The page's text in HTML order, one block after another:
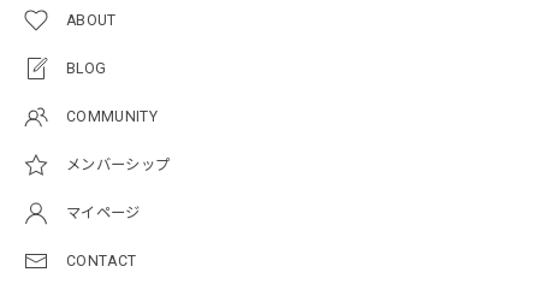
ABOUT
BLOG
COMMUNITY
メンバーシップ
マイページ
CONTACT